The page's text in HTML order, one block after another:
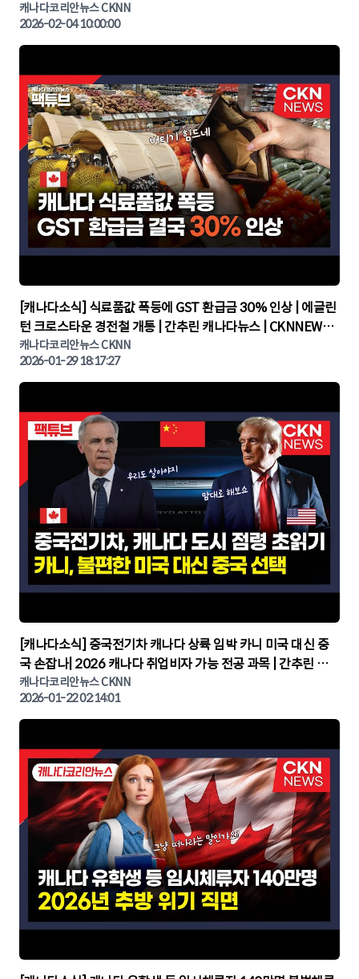
린 캐나다뉴스 | CKNNEWS, 캐나다코리안뉴스
캐나다코리안뉴스 CKNN
2026-02-04 10:00:00
▶
[캐나다소식] 식료품값 폭등에 GST 환급금 30% 인상 | 에글린
턴 크로스타운 경전철 개통 | 간추린 캐나다뉴스 | CKNNEWS,
캐나다코리안뉴스
캐나다코리안뉴스 CKNN
2026-01-29 18:17:27
▶
[캐나다소식] 중국전기차 캐나다 상륙 임박 카니 미국 대신 중
국 손잡나| 2026 캐나다 취업비자 가능 전공 과목 | 간추린 캐
나다뉴스 | CKNNEWS, 캐나다코리안뉴스
캐나다코리안뉴스 CKNN
2026-01-22 02:14:01